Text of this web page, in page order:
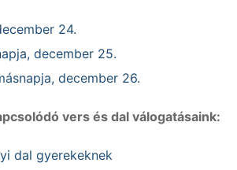
24.
december 25.
december 26.
vers és dal válogatásaink:
dal gyerekeknek